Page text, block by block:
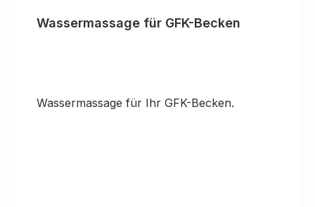
Wassermassage für GFK-Becken
Wassermassage für Ihr GFK-Becken.